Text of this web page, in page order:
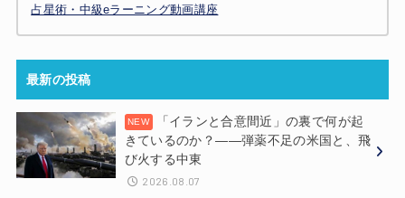
占星術・中級eラーニング動画講座
最新の投稿
「イランと合意間近」の裏で何が起
きているのか？——弾薬不足の米国と、飛
び火する中東
2026.08.07